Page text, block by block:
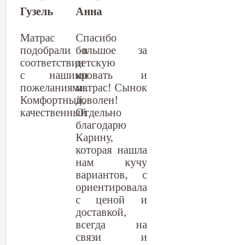
Гузель
Матрас
подобрали в
соответствии
с нашими
пожеланиями.
Комфортный,
качественный
Анна
Спасибо
большое за
детскую
кровать и
матрас! Сынок
доволен!
Отдельно
благодарю
Карину,
которая нашла
нам кучу
вариантов, с
ориентировала
с ценой и
доставкой,
всегда на
связи и